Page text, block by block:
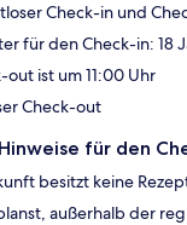
Check-in und
für den Check-in: 18
out ist um 11:00 Uhr
Check-out
für den
besitzt keine
außerhalb der